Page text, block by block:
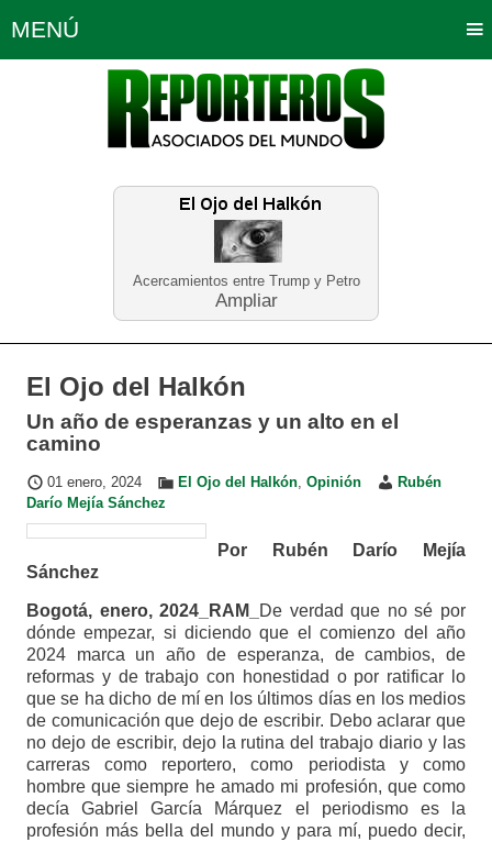
Acercamientos entre Trump y Petro
Ampliar
MENÚ
Política Opinión Bogotá
Planeta Tierra Deportes
Educación Neira
El Ojo del Halkón
Un año de esperanzas y un alto en el
camino
01 enero, 2024 El Ojo del Halkón, Opinión
Rubén
Darío Mejía Sánchez
Por Rubén Darío Mejía
Sánchez
Bogotá, enero, 2024_RAM_
De verdad que no sé por
dónde empezar, si diciendo que el comienzo del año
2024 marca un año de esperanza, de cambios, de
reformas y de trabajo con honestidad o por ratificar lo
que se ha dicho de mí en los últimos días en los medios
de comunicación que dejo de escribir. Debo aclarar que
no dejo de escribir, dejo la rutina del trabajo diario y las
carreras como reportero, como periodista y como
hombre que siempre he amado mi profesión, que como
decía Gabriel García Márquez el periodismo es la
profesión más bella del mundo y para mí, puedo decir,